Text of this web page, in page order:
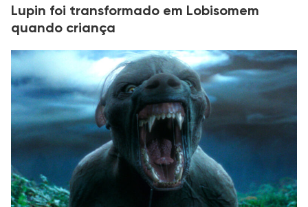
Lupin foi transformado em Lobisomem
quando criança